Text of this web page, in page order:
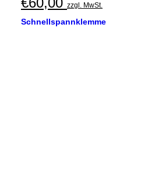
zzgl. MwSt.
Schnellspannklemme